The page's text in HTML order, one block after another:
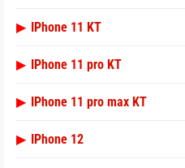
▶ IPhone 11 KT
▶ IPhone 11 pro KT
▶ IPhone 11 pro max KT
▶ IPhone 12